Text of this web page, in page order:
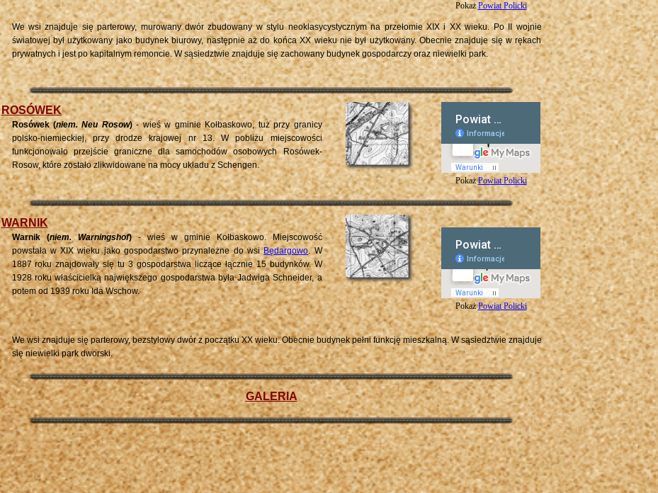
Pokaż Powiat Policki
We wsi znajduje się parterowy, murowany dwór zbudowany w stylu neoklasycystycznym na przełomie XIX i XX wieku. Po II wojnie
światowej był użytkowany jako budynek biurowy, następnie aż do końca XX wieku nie był użytkowany. Obecnie znajduje się w rękach
prywatnych i jest po kapitalnym remoncie. W sąsiedztwie znajduje się zachowany budynek gospodarczy oraz niewielki park.
ROSÓWEK
Rosówek (niem.Neu Rosow)- wieś w gminie Kołbaskowo,tuż przy granicy
polsko-niemieckiej, przy drodze krajowej nr 13.
W pobliżu miejscowości
funkcjonowało przejście graniczne dla samochodów osobowych Rosówek-
Rosow, które zostało zlikwidowane na mocy układu z Schengen.
PokażPowiat Policki
WARNIK
Warnik (niem.Warningshof)- wieś w gminie Kołbaskowo.Miejscowość
powstała w XIX wieku jako gospodarstwo przynależne do wsiBędargowo. W
1887 roku znajdowały się tu 3 gospodarstwa liczące łącznie 15 budynków. W
1928 roku właścicielką największego gospodarstwa była Jadwiga Schneider, a
potem od 1939 roku Ida Wschow.
PokażPowiat Policki
We wsi znajduje się parterowy, bezstylowy dwór z początku XX wieku. Obecnie budynek pełni funkcję mieszkalną. W sąsiedztwie znajduje
się niewielki park dworski.
GALERIA